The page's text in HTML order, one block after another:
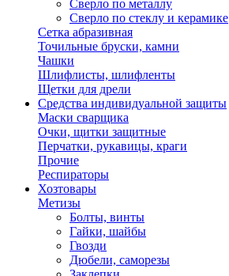
Сверло по металлу
Сверло по стеклу и керамике
Сетка абразивная
Точильные бруски, камни
Чашки
Шлифлисты, шлифленты
Щетки для дрели
Средства индивидуальной защиты
Маски сварщика
Очки, щитки защитные
Перчатки, рукавицы, краги
Прочие
Респираторы
Хозтовары
Метизы
Болты, винты
Гайки, шайбы
Гвозди
Дюбели, саморезы